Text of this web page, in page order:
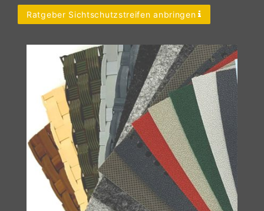
Ratgeber Sichtschutzstreifen anbringen